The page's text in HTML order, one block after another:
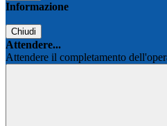
Informazione
Chiudi
Attendere...
Attendere il completamento